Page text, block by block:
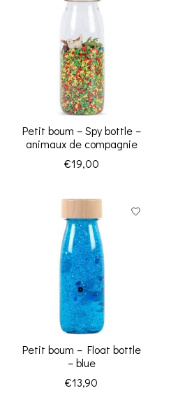
Petit boum – Spy bottle –
animaux de compagnie
€19,00
Petit boum – Float bottle
– blue
€13,90